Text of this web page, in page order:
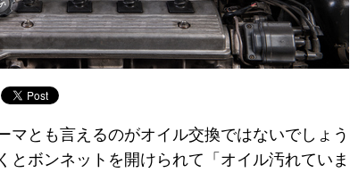
マとも言えるのがオイル交換ではないでしょう
ボンネットを開けられて「オイル汚れていま